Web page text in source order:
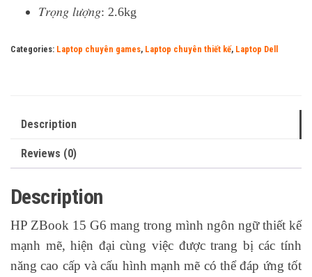
𝑇𝑟𝑜̣𝑛𝑔 𝑙𝑢̛𝑜̛̣𝑛𝑔: 2.6kg
Categories: Laptop chuyên games, Laptop chuyên thiết kế, Laptop Dell
Description
Reviews (0)
Description
HP ZBook 15 G6 mang trong mình ngôn ngữ thiết kế
mạnh mẽ, hiện đại cùng việc được trang bị các tính
năng cao cấp và cấu hình mạnh mẽ có thể đáp ứng tốt